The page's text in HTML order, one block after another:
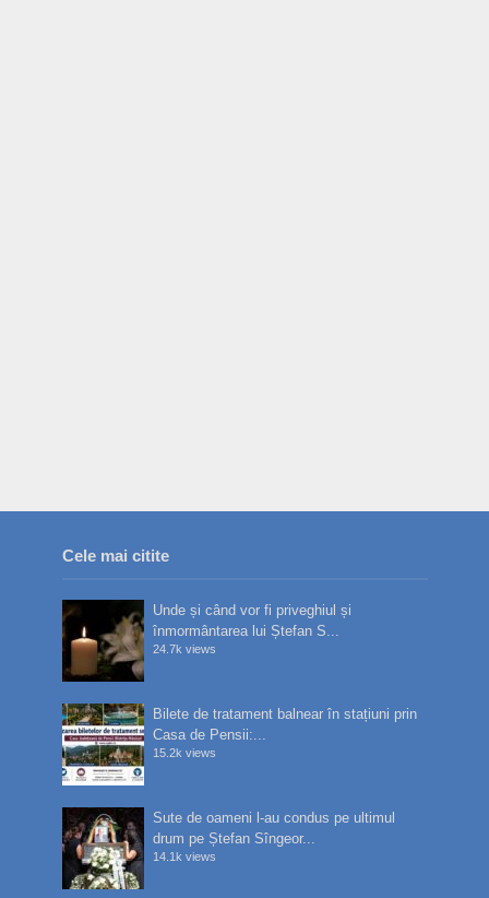
Cele mai citite
Unde și când vor fi priveghiul și
înmormântarea lui Ștefan S...
24.7k views
Bilete de tratament balnear în stațiuni prin
Casa de Pensii:...
15.2k views
Sute de oameni l-au condus pe ultimul
drum pe Ștefan Sîngeor...
14.1k views